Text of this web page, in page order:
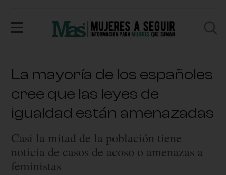
La mayoría de los españoles
cree que las leyes de
igualdad están amenazadas
Casi la mitad de la población tiene
noticia de casos de acoso o amenazas a
feministas